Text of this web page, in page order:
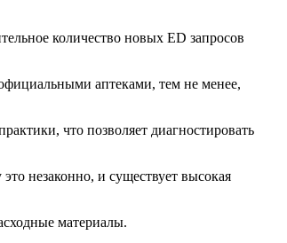
количество новых ED запросов
аптеками, тем не менее,
что позволяет диагностировать
незаконно, и существует высокая
материалы.